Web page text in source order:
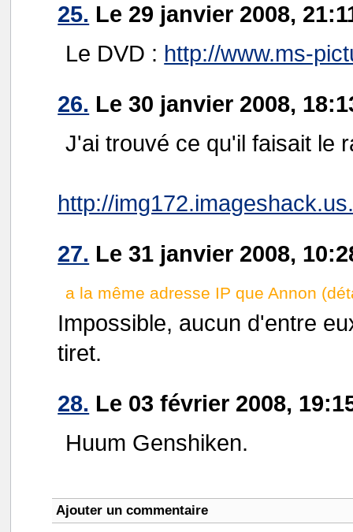
25. Le 29 janvier 2008,
Le DVD : http://www.ms-
26. Le 30 janvier 2008,
J'ai trouvé ce qu'il faisait le
http://
27. Le 31 janvier 2008,
a la même adresse IP que Annon
Impossible, aucun d'entre
tiret.
28. Le 03 février 2008,
Huum Genshiken.
Ajouter un commentaire